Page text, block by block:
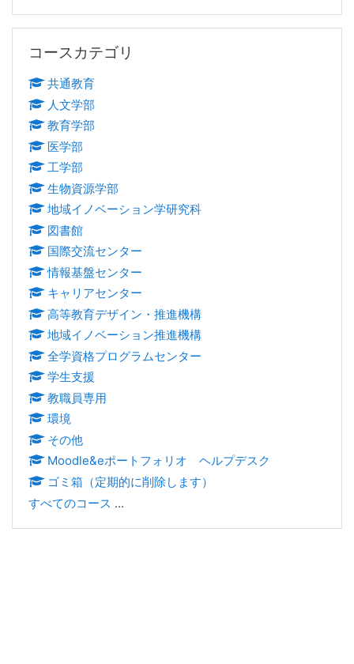
コースカテゴリ
共通教育
人文学部
教育学部
医学部
工学部
生物資源学部
地域イノベーション学研究科
図書館
国際交流センター
情報基盤センター
キャリアセンター
高等教育デザイン・推進機構
地域イノベーション推進機構
全学資格プログラムセンター
学生支援
教職員専用
環境
その他
Moodle&eポートフォリオ ヘルプデスク
ゴミ箱（定期的に削除します）
すべてのコース ...